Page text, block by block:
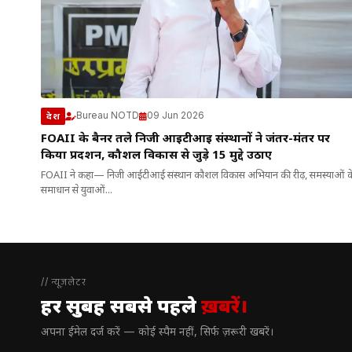
देश Bureau NOTD 09 Jun 2026
FOAII के बैनर तले निजी आईटीआई संस्थानों ने जंतर-मंतर पर
किया प्रदर्शन, कौशल विकास से जुड़े 15 मुद्दे उठाए
FOAII ने कहा— निजी आईटीआई संस्थान कौशल विकास अभियान की रीढ़, समस्याओं
समाधान से युवाओं...
// न्यूज़लेटर
हर सुबह सबसे पहलेख़बरें।
अपना ईमेल दर्ज करें — कोई स्पैम नहीं, सिर्फ ज़रूरी खबरें।